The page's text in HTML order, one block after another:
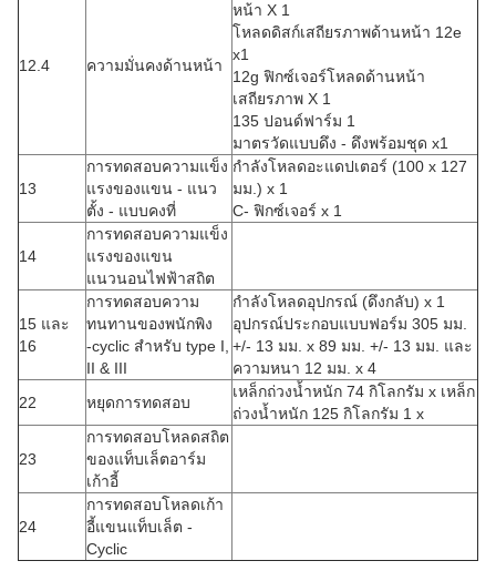
12.4 ความมั่นคงด้านหน้า
หน้า X 1
โหลดดิสก์เสถียรภาพด้านหน้า 12e
x1
12g ฟิกซ์เจอร์โหลดด้านหน้า
เสถียรภาพ X 1
135 ปอนด์ฟาร์ม 1
มาตรวัดแบบดึง - ดึงพร้อมชุด x1
13
การทดสอบความแข็ง
แรงของแขน - แนว
ตั้ง - แบบคงที่
กำลังโหลดอะแดปเตอร์ (100 x 127
มม.) x 1
C- ฟิกซ์เจอร์ x 1
14
การทดสอบความแข็ง
แรงของแขน
แนวนอนไฟฟ้าสถิต
15 และ
16
การทดสอบความ
ทนทานของพนักพิง
-cyclic สำหรับ type I,
II & III
กำลังโหลดอุปกรณ์ (ดึงกลับ) x 1
อุปกรณ์ประกอบแบบฟอร์ม 305 มม.
+/- 13 มม. x 89 มม. +/- 13 มม. และ
ความหนา 12 มม. x 4
22
หยุดการทดสอบ
เหล็กถ่วงน้ำหนัก 74 กิโลกรัม x เหล็ก
ถ่วงน้ำหนัก 125 กิโลกรัม 1 x
23
การทดสอบโหลดสถิต
ของแท็บเล็ตอาร์ม
เก้าอี้
24
การทดสอบโหลดเก้า
อี้แขนแท็บเล็ต -
Cyclic